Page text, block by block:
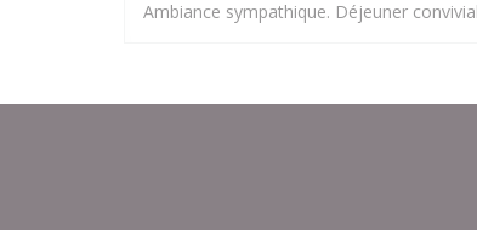
Ambiance sympathique. Déjeuner